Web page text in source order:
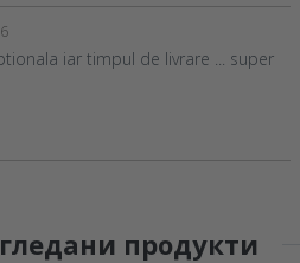
iar timpul de livrare ... super
продукти